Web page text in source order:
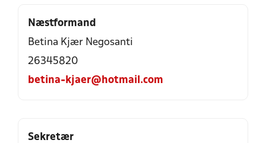
Næstformand
Betina Kjær Negosanti
26345820
betina-kjaer@hotmail.com
Sekretær